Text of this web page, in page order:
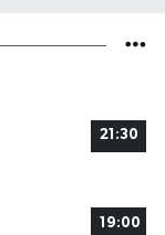
21:30
19:00